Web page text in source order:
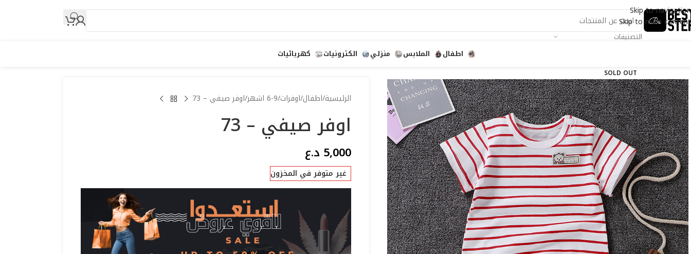
Skip to navigation
Skip to main content
التصنيفات
اطفال
الملابس منزلي الكترونيات كهربائيات
SOLD OUT
الرئيسية اطفالاوفرات 6-9 اشهر اوفر صيفي – 73
اوفر صيفي – 73
5,000 د.ع
غير متوفر في المخزون